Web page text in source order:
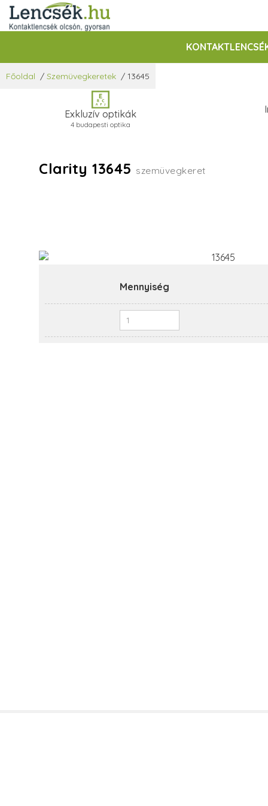
Főoldal / Szemüvegkeretek / 13645
Exkluzív optikák
4 budapesti optika
Clarity 13645 szemüvegkeret
Mennyiség